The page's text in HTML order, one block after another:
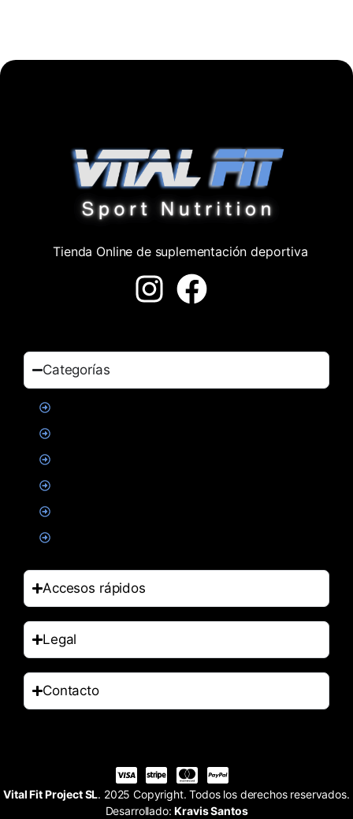
Tienda Online de suplementación deportiva
Categorías
Accesos rápidos
Legal
Contacto
Vital Fit Project SL. 2025 Copyright. Todos los derechos reservados.
Desarrollado:Kravis Santos